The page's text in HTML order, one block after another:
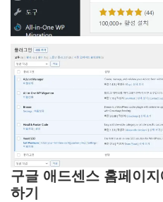
구글 애드센스 홈페이
하기